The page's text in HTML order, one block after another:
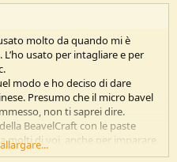
molto da quando mi è
usato per intagliare e per
modo e ho deciso di dare
Presumo che il micro bavel
non ti saprei dire.
BeavelCraft con le paste
molti di voi, anche per imparare,